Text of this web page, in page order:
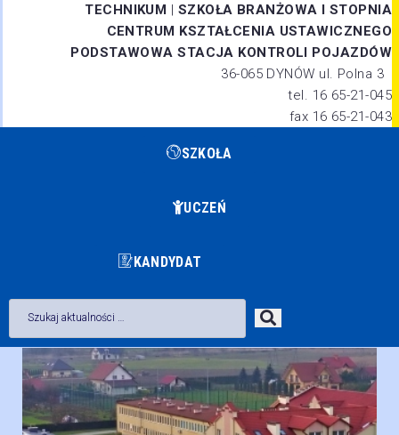
TECHNIKUM | SZKOŁA BRANŻOWA I STOPNIA
CENTRUM KSZTAŁCENIA USTAWICZNEGO
PODSTAWOWA STACJA KONTROLI POJAZDÓW
36-065 DYNÓW ul. Polna 3
tel. 16 65-21-045
fax 16 65-21-043
SZKOŁA
UCZEŃ
KANDYDAT